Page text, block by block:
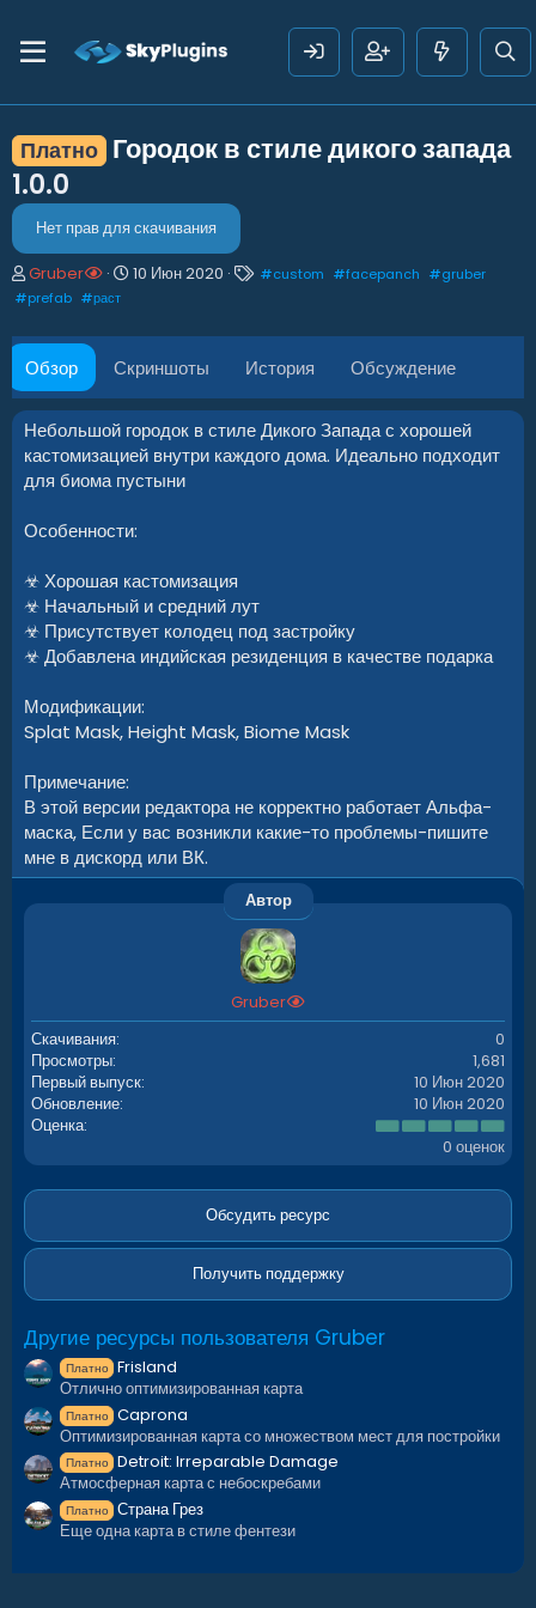
Платно Городок в стиле дикого запада
1.0.0
Нет прав для скачивания
А
в
о
р
Gruber
Д
а
о
з
д
а
н
и
10 Июн 2020
Т
и
#custom #facepanch #gruber
#prefab #раст
Обзор Скриншоты История Обсуждение
Небольшой городок в стиле Дикого Запада с хорошей
кастомизацией внутри каждого дома. Идеально подходит
для биома пустыни
Особенности:
☣ Хорошая кастомизация
☣ Начальный и средний лут
☣ Присутствует колодец под застройку
☣ Добавлена индийская резиденция в качестве подарка
Модификации:
Splat Mask, Height Mask, Biome Mask
Примечание:
В этой версии редактора не корректно работает Альфа-
маска, Если у вас возникли какие-то проблемы-пишите
мне в дискорд или ВК.
Автор
Gruber
Скачивания
0
Просмотры
1,681
Первый выпуск
10 Июн 2020
Обновление
10 Июн 2020
Оценка
0
.
0
з
ё
з
0 оценок
Обсудить ресурс
Получить поддержку
Другие ресурсы пользователя Gruber
Платно Frisland
Отлично оптимизированная карта
Платно Caprona
Оптимизированная карта со множеством мест для постройки
Платно Detroit: Irreparable Damage
Атмосферная карта с небоскребами
Платно Страна Грез
Еще одна карта в стиле фентези